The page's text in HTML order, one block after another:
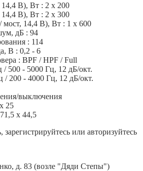
В), Вт : 2 x 200
В), Вт : 2 x 300
14,4 В), Вт : 1 x 600
дБ : 94
: 114
В : 0,2 - 6
: BPF / HPF / Full
500 - 5000 Гц, 12 дБ/окт.
200 - 4000 Гц, 12 дБ/окт.
выключения
25
x 44,5
или авторизуйтесь
д. 83 (возле "Дяди Степы")